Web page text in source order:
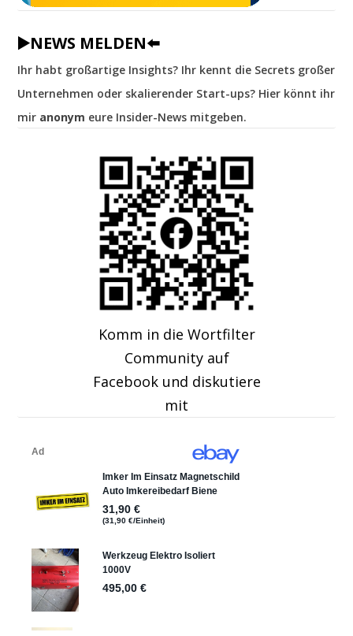
▶️NEWS MELDEN⬅️
Ihr habt großartige Insights? Ihr kennt die Secrets großer
Unternehmen oder skalierender Start-ups? Hier könnt ihr
mir anonym eure Insider-News mitgeben.
Komm in die Wortfilter
Community auf
Facebook und diskutiere
mit